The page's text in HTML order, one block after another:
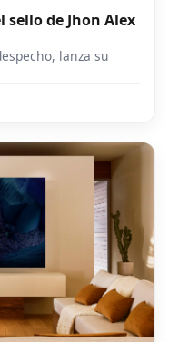
de Jhon Alex
lanza su